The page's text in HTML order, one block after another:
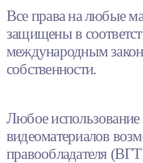
Все права на любые
защищены в
международным
собственности.
Любое
видеоматериалов
правообладателя